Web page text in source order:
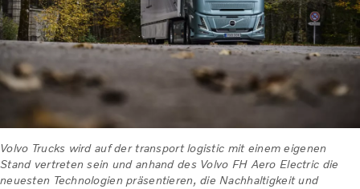
Volvo Trucks wird auf der transport logistic mit einem eigenen
Stand vertreten sein und anhand des Volvo FH Aero Electric die
neuesten Technologien präsentieren, die Nachhaltigkeit und